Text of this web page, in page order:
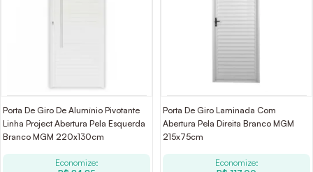
Porta De Giro De Alumínio Pivotante
Linha Project Abertura Pela Esquerda
Branco MGM 220x130cm
Economize:
Porta De Giro Laminada Com
Abertura Pela Direita Branco MGM
215x75cm
Economize: